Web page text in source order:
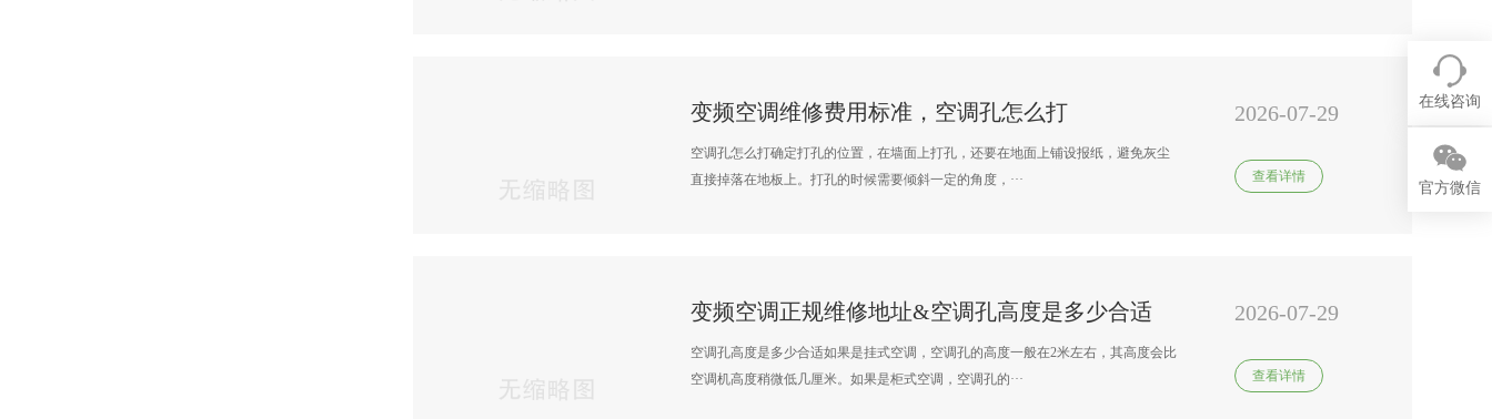
变频空调维修费用标准，空调孔怎么打
空调孔怎么打确定打孔的位置，在墙面上打孔，还要在地面上铺设报纸，避免灰尘
直接掉落在地板上。打孔的时候需要倾斜一定的角度，···
2026-07-29
查看详情
变频空调正规维修地址&空调孔高度是多少合适
空调孔高度是多少合适如果是挂式空调，空调孔的高度一般在2米左右，其高度会比
空调机高度稍微低几厘米。如果是柜式空调，空调孔的···
2026-07-29
查看详情
在线咨询
官方微信